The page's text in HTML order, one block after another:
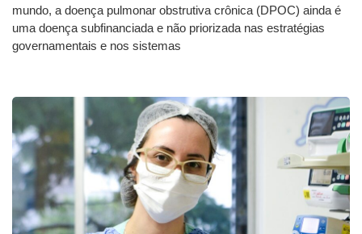
mundo, a doença pulmonar obstrutiva crônica (DPOC) ainda é
uma doença subfinanciada e não priorizada nas estratégias
governamentais e nos sistemas